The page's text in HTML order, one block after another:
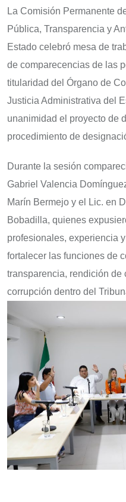
La Comisión Permanente
Pública, Transparencia y
Estado celebró mesa de
de comparecencias de las
titularidad del Órgano de
Justicia Administrativa del
unanimidad el proyecto de
procedimiento de
Durante la sesión
Gabriel Valencia
Marín Bermejo y el Lic. en
Bobadilla, quienes
profesionales, experiencia
fortalecer las funciones de
transparencia, rendición de
corrupción dentro del